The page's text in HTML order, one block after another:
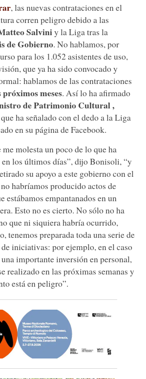
, las nuevas contrataciones en el
corren peligro debido a las
Salviniy la Liga tras la
de Gobierno. No hablamos, por
para los 1.052 asistentes de uso,
que ya ha sido convocado y
hablamos de las contrataciones
meses. Así lo ha afirmado
de Patrimonio Cultural,
ha señalado con el dedo a la Liga
en su página de Facebook.
me molesta un poco de lo que ha
en los últimos días”, dijo Bonisoli, “y
su apoyo a este gobierno con el
habríamos producido actos de
estábamos empantanados en un
Esto no es cierto. No sólo no ha
que ni siquiera habría ocurrido,
tenemos preparada toda una serie de
iniciativas: por ejemplo, en el caso
importante inversión en personal,
realizado en las próximas semanas y
está en peligro”.